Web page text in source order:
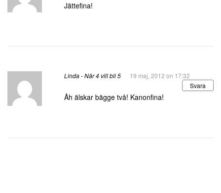
Jättefina!
Linda - När 4 vill bli 5
19 maj, 2012 on 17:32
Svara
Åh älskar bägge två! Kanonfina!